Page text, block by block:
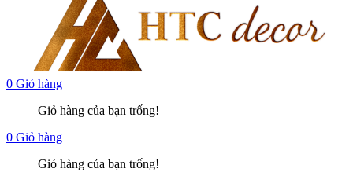
0 Giỏ hàng
Giỏ hàng của bạn trống!
0 Giỏ hàng
Giỏ hàng của bạn trống!